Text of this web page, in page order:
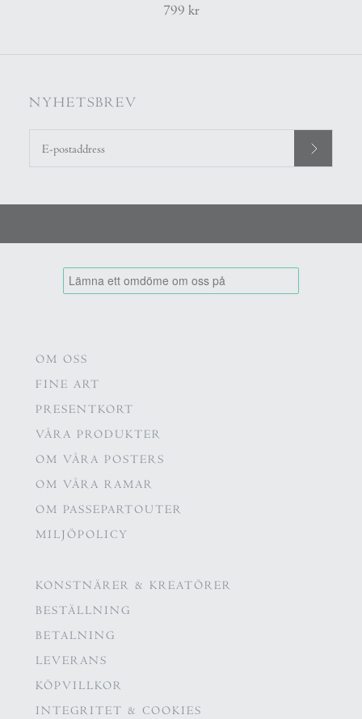
799 kr
NYHETSBREV
OM OSS
FINE ART
PRESENTKORT
VÅRA PRODUKTER
OM VÅRA POSTERS
OM VÅRA RAMAR
OM PASSEPARTOUTER
MILJÖPOLICY
KONSTNÄRER & KREATÖRER
BESTÄLLNING
BETALNING
LEVERANS
KÖPVILLKOR
INTEGRITET & COOKIES